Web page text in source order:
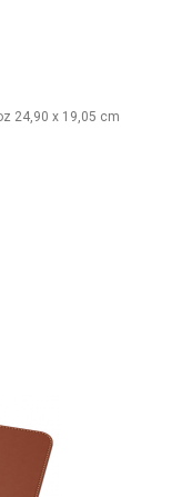
24,90 x 19,05 cm